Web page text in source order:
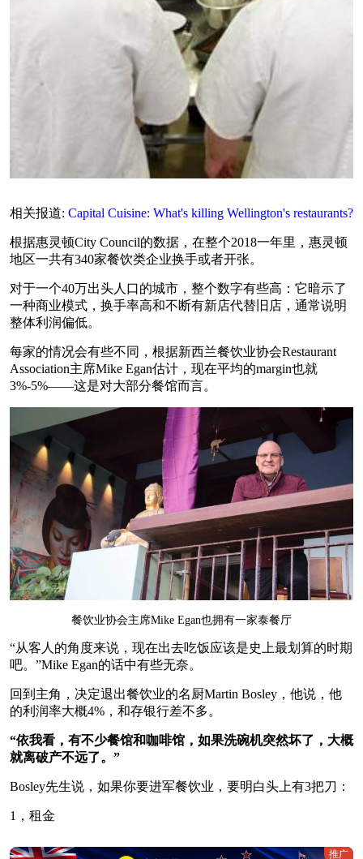
相关报道: Capital Cuisine: What's killing Wellington's restaurants?
根据惠灵顿City Council的数据，在整个2018一年里，惠灵顿
地区一共有340家餐饮类企业换手或者开张。
对于一个40万出头人口的城市，整个数字有些高：它暗示了
一种商业模式，换手率高和不断有新店代替旧店，通常说明
整体利润偏低。
每家的情况会有些不同，根据新西兰餐饮业协会Restaurant
Association主席Mike Egan估计，现在平均的margin也就
3%-5%——这是对大部分餐馆而言。
餐饮业协会主席Mike Egan也拥有一家泰餐厅
“从客人的角度来说，现在出去吃饭应该是史上最划算的时期
吧。”Mike Egan的话中有些无奈。
回到主角，决定退出餐饮业的名厨Martin Bosley，他说，他
的利润率大概4%，和存银行差不多。
“依我看，有不少餐馆和咖啡馆，如果洗碗机突然坏了，大概
就离破产不远了。”
Bosley先生说，如果你要进军餐饮业，要明白头上有3把刀：
1，租金
推广